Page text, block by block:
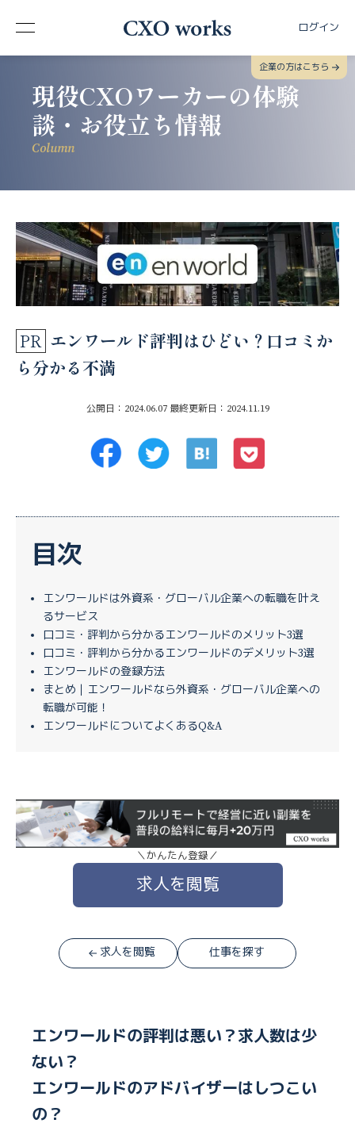
ログイン
企業の方はこちら
現役CXOワーカーの体験
談・お役立ち情報
Column
エンワールド評判はひどい？口コミか
ら分かる不満
公開日：2024.06.07 最終更新日：2024.11.19
目次
エンワールドは外資系・グローバル企業への転職を叶え
るサービス
口コミ・評判から分かるエンワールドのメリット3選
口コミ・評判から分かるエンワールドのデメリット3選
エンワールドの登録方法
まとめ｜エンワールドなら外資系・グローバル企業への
転職が可能！
エンワールドについてよくあるQ&A
＼かんたん登録／
求人を閲覧
求人を閲覧 仕事を探す
エンワールドの評判は悪い？求人数は少
ない？
エンワールドのアドバイザーはしつこい
の？